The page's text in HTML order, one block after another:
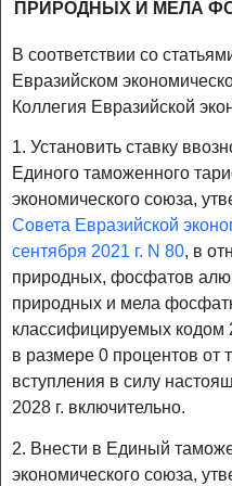
ПРИРОДНЫХ И МЕЛА
В соответствии со
Евразийском
Коллегия Евразийской
1. Установить ставку
Единого таможенного
экономического союза,
Совета Евразийской
сентября 2021 г. N 80, в
природных, фосфатов
природных и мела
классифицируемых
в размере 0 процентов от
вступления в силу
2028 г. включительно.
2. Внести в Единый
экономического союза,